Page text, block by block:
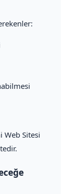
Web Sitesi